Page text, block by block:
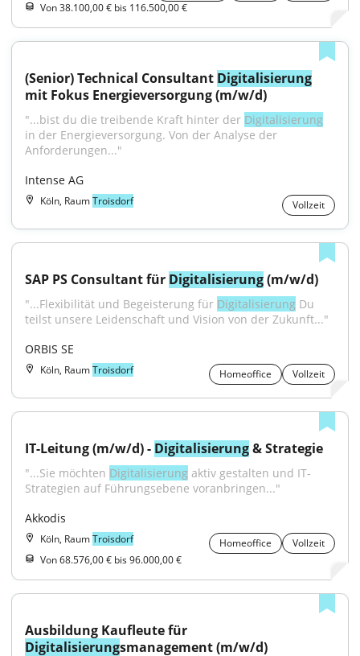
Von 38.100,00 € bis 116.500,00 €
(Senior) Technical Consultant Digitalisierung
mit Fokus Energieversorgung (m/w/d)
"...bist du die treibende Kraft hinter der Digitalisierung
in der Energieversorgung. Von der Analyse der
Anforderungen..."
Intense AG
Köln, RaumTroisdorf Vollzeit
SAP PS Consultant für Digitalisierung (m/w/d)
"...Flexibilität und Begeisterung für Digitalisierung Du
teilst unsere Leidenschaft und Vision von der Zukunft..."
ORBIS SE
Köln, RaumTroisdorf Homeoffice Vollzeit
IT-Leitung (m/w/d) - Digitalisierung & Strategie
"...Sie möchten Digitalisierung aktiv gestalten und IT-
Strategien auf Führungsebene voranbringen..."
Akkodis
Köln, RaumTroisdorf Homeoffice
Vollzeit
Von 68.576,00 € bis 96.000,00 €
Digitalisierungsmanagement (m/w/d)